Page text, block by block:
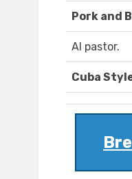
Pork and
Al pastor.
Cuba